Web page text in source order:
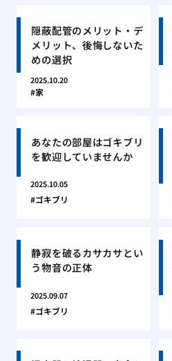
隠蔽配管のメリット・デ
メリット、後悔しないた
めの選択
2025.10.20
家
あなたの部屋はゴキブリ
を歓迎していませんか
2025.10.05
ゴキブリ
静寂を破るカサカサとい
う物音の正体
2025.09.07
ゴキブリ